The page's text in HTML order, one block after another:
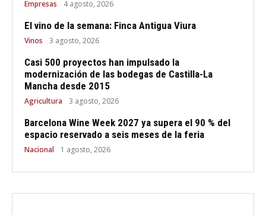
Empresas 4 agosto, 2026
El vino de la semana: Finca Antigua Viura
Vinos 3 agosto, 2026
Casi 500 proyectos han impulsado la
modernización de las bodegas de Castilla-La
Mancha desde 2015
Agricultura 3 agosto, 2026
Barcelona Wine Week 2027 ya supera el 90 % del
espacio reservado a seis meses de la feria
Nacional 1 agosto, 2026